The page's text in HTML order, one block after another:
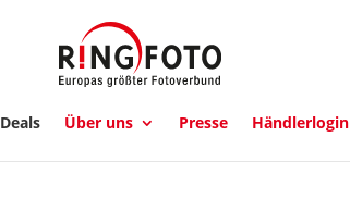
Deals Über uns Presse Händlerlogin